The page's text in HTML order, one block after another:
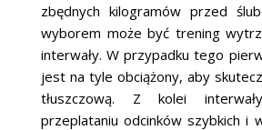
zbędnych kilogramów przed
wyborem może być trening
interwały. W przypadku tego
jest na tyle obciążony, aby
tłuszczową. Z kolei
przeplataniu odcinków szybkich i